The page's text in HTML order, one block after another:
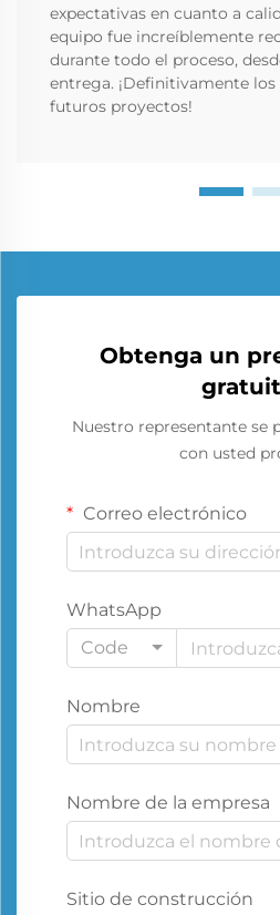
expectativas en cuanto a
equipo fue increíblemente
durante todo el proceso,
entrega. ¡Definitivamente
futuros proyectos!
Obtenga un
Nuestro representante se
con usted
Correo electrónico
WhatsApp
Code
Nombre
Nombre de la empresa
Sitio de construcción